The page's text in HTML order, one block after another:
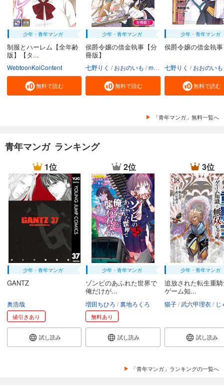
少年・青年マンガ
制服とハーレム【全年齢
版】【タ...
WebtoonKoiContent
無料で読む
少年・青年マンガ
侯爵令嬢の借金執事【分
冊版】
七野りく おおのいも mmu
無料で読む
少年・青年マンガ
侯爵令嬢の借金執事
七野りく おおのいも
無料で読む
「青年マンガ」無料一覧へ
青年マンガ ランキング
1位
少年・青年マンガ
GANTZ
奥浩哉
値引きあり
試し読み
2位
少年・青年マンガ
ゾンビのあふれた世界で
俺だけが...
増田ちひろ 裏地ろくろ
無料あり
試し読み
3位
少年・青年マンガ
追放された転生重
ゲーム知...
猫子 武六甲理衣 じゃ
試し読み
「青年マンガ」ランキングの一覧へ